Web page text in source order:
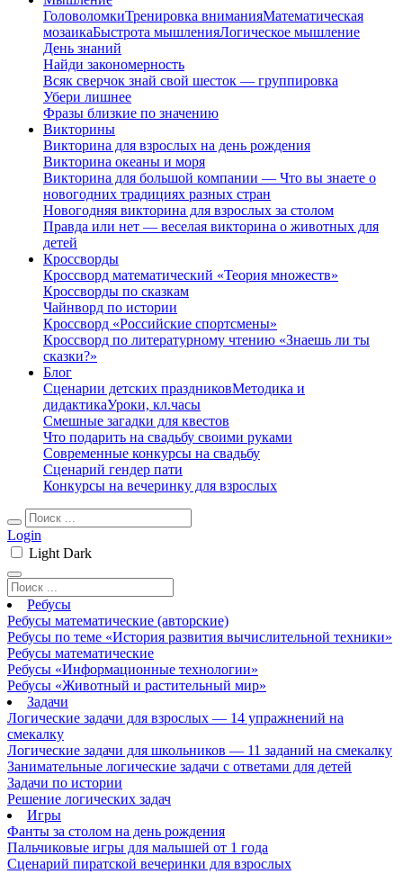
ГоловоломкиТренировка вниманияМатематическая
мозаикаБыстрота мышленияЛогическое мышление
День знаний
Найди закономерность
Всяк сверчок знай свой шесток — группировка
Убери лишнее
Фразы близкие по значению
Викторины
Викторина для взрослых на день рождения
Викторина океаны и моря
Викторина для большой компании — Что вы знаете о
новогодних традициях разных стран
Новогодняя викторина для взрослых за столом
Правда или нет — веселая викторина о животных для
детей
Кроссворды
Кроссворд математический «Теория множеств»
Кроссворды по сказкам
Чайнворд по истории
Кроссворд «Российские спортсмены»
Кроссворд по литературному чтению «Знаешь ли ты
сказки?»
Блог
Сценарии детских праздниковМетодика и
дидактикаУроки, кл.часы
Смешные загадки для квестов
Что подарить на свадьбу своими руками
Современные конкурсы на свадьбу
Сценарий гендер пати
Конкурсы на вечеринку для взрослых
Login
Light Dark
Ребусы
Ребусы математические (авторские)
Ребусы по теме «История развития вычислительной техники»
Ребусы математические
Ребусы «Информационные технологии»
Ребусы «Животный и растительный мир»
Задачи
Логические задачи для взрослых — 14 упражнений на
смекалку
Логические задачи для школьников — 11 заданий на смекалку
Занимательные логические задачи с ответами для детей
Задачи по истории
Решение логических задач
Игры
Фанты за столом на день рождения
Пальчиковые игры для малышей от 1 года
Сценарий пиратской вечеринки для взрослых